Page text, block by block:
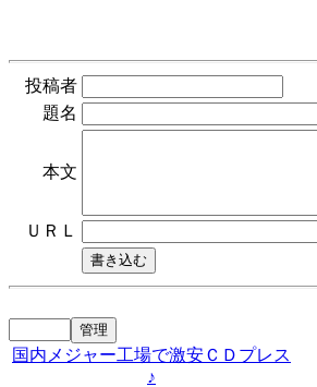
投稿者
題名
本文
ＵＲＬ
国内メジャー工場で激安ＣＤプレス
♪